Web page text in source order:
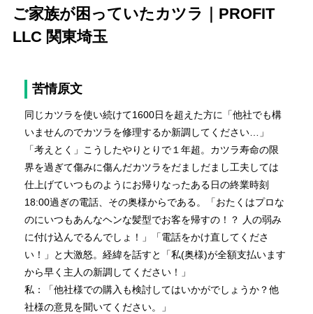
ご家族が困っていたカツラ｜PROFIT
LLC 関東埼玉
苦情原文
同じカツラを使い続けて1600日を超えた方に「他社でも構
いませんのでカツラを修理するか新調してください…」
「考えとく」こうしたやりとりで１年超。カツラ寿命の限
界を過ぎて傷みに傷んだカツラをだましだまし工夫しては
仕上げていつものようにお帰りなったある日の終業時刻
18:00過ぎの電話、その奥様からである。「おたくはプロな
のにいつもあんなヘンな髪型でお客を帰すの！？ 人の弱み
に付け込んでるんでしょ！」「電話をかけ直してくださ
い！」と大激怒。経緯を話すと「私(奥様)が全額支払います
から早く主人の新調してください！」
私：「他社様での購入も検討してはいかがでしょうか？他
社様の意見を聞いてください。」